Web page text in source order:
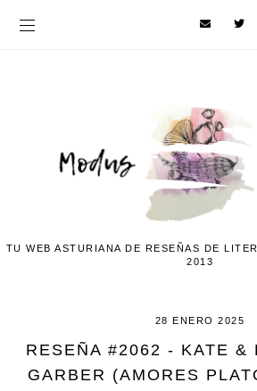
TU WEB ASTURIANA DE RESEÑAS DE
2013
28 ENERO 2025
RESEÑA #2062 - KATE &
GARBER (AMORES